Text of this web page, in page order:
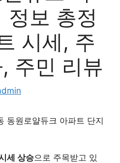
정보 총정
시세, 주
주민 리뷰
동원로얄듀크 아파트 단지
세 상승으로 주목받고 있